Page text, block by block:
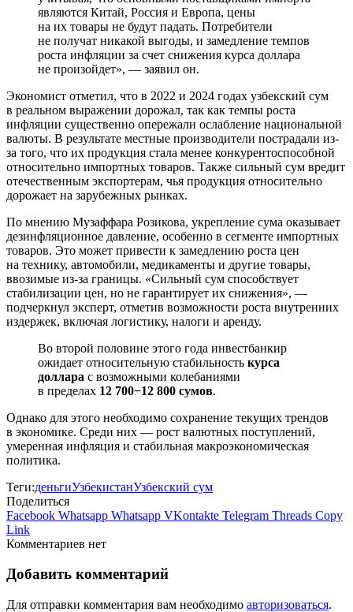
являются Китай, Россия и Европа, цены
на их товары не будут падать. Потребители
не получат никакой выгоды, и замедление темпов
роста инфляции за счет снижения курса доллара
не произойдет», — заявил он.
Экономист отметил, что в 2022 и 2024 годах узбекский сум
в реальном выражении дорожал, так как темпы роста
инфляции существенно опережали ослабление национальной
валюты. В результате местные производители пострадали из-
за того, что их продукция стала менее конкурентоспособной
относительно импортных товаров. Также сильный сум вредит
отечественным экспортерам, чья продукция относительно
дорожает на зарубежных рынках.
По мнению Музаффара Розикова, укрепление сума оказывает
дезинфляционное давление, особенно в сегменте импортных
товаров. Это может привести к замедлению роста цен
на технику, автомобили, медикаменты и другие товары,
ввозимые из-за границы. «Сильный сум способствует
стабилизации цен, но не гарантирует их снижения», —
подчеркнул эксперт, отметив возможности роста внутренних
издержек, включая логистику, налоги и аренду.
Во второй половине этого года инвестбанкир
ожидает относительную стабильность курса
доллара с возможными колебаниями
в пределах 12 700−12 800 сумов.
Однако для этого необходимо сохранение текущих трендов
в экономике. Среди них — рост валютных поступлений,
умеренная инфляция и стабильная макроэкономическая
политика.
Теги:деньгиУзбекистанУзбекский сум
Поделиться
Facebook Whatsapp Whatsapp VKontakte Telegram Threads Copy
Link
Комментариев нет
Добавить комментарий
Для отправки комментария вам необходимо авторизоваться.